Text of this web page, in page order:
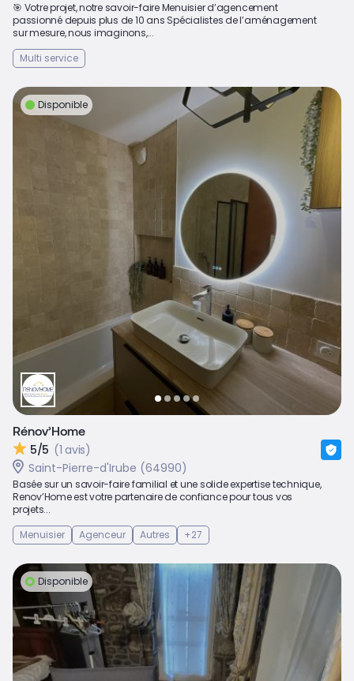
🎯 Votre projet, notre savoir-faire Menuisier d’agencement
passionné depuis plus de 10 ans Spécialistes de l’aménagement
sur mesure, nous imaginons,...
Multi service
Disponible
Rénov’Home
5/5 (1 avis)
Saint-Pierre-d'Irube (64990)
Basée sur un savoir-faire familial et une solide expertise technique,
Renov’Home est votre partenaire de confiance pour tous vos
projets...
Menuisier
Agenceur Autres +27
Disponible